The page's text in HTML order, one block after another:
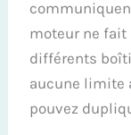
moteur ne fait
différents
aucune limite
pouvez